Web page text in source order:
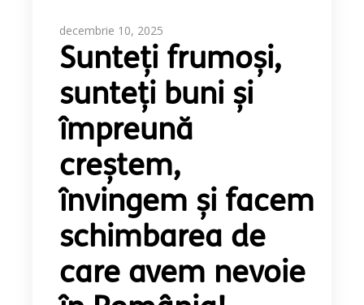
decembrie 10, 2025
Sunteți frumoși,
sunteți buni și
împreună
creștem,
învingem și facem
schimbarea de
care avem nevoie